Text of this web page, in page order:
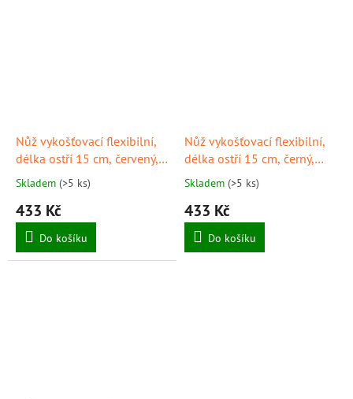
Nůž vykošťovací flexibilní,
délka ostří 15 cm, červený,
provedení "PrimeLine",
GIESSER
Skladem (>5 ks)
433 Kč
Do košíku
Nůž vykošťovací flexibilní,
délka ostří 15 cm, černý,
provedení "PrimeLine",
GIESSER
Skladem (>5 ks)
433 Kč
Do košíku